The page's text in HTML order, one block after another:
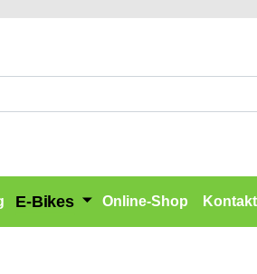
E-Bikes Online-Shop Kontakt